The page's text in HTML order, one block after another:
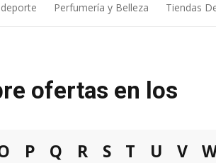
Perfumería y Belleza Tiendas
ofertas en los
P Q R S T U V